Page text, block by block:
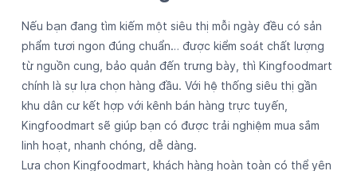
tâm về sự minh bạch, nhất quán và giữ đúng cam kết, từ
chất lượng sản phẩm, giá bán đến trải nghiệm mua sắm mỗi
ngày.
Địa chỉ siêu thị này là 299, Nguyễn Văn Khối, Cách trường
tiểu học Lương Thế Vinh 240m, Phường Thông Tây Hội, Hồ
Chí Minh.